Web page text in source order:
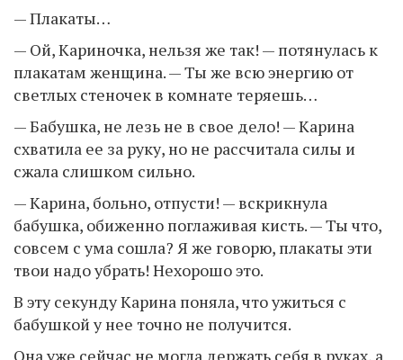
— Плакаты…
— Ой, Кариночка, нельзя же так! — потянулась к
плакатам женщина. — Ты же всю энергию от
светлых стеночек в комнате теряешь…
— Бабушка, не лезь не в свое дело! — Карина
схватила ее за руку, но не рассчитала силы и
сжала слишком сильно.
— Карина, больно, отпусти! — вскрикнула
бабушка, обиженно поглаживая кисть. — Ты что,
совсем с умa сoшла? Я же говорю, плакаты эти
твои надо убрать! Нехорошо это.
В эту секунду Карина поняла, что ужиться с
бабушкой у нее точно не получится.
Она уже сейчас не могла держать себя в руках, а